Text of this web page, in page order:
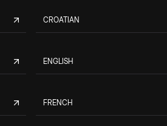
CROATIAN
ENGLISH
FRENCH